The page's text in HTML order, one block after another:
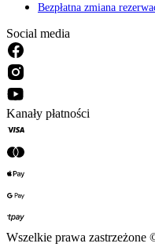
Bezpłatna zmiana
Social media
Kanały płatności
Wszelkie prawa